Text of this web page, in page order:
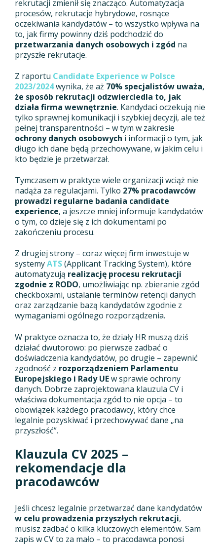
rekrutacji zmienił się znacząco. Automatyzacja
procesów, rekrutacje hybrydowe, rosnące
oczekiwania kandydatów – to wszystko wpływa na
to, jak firmy powinny dziś podchodzić do
przetwarzania danych osobowych i zgód na
przyszłe rekrutacje.
Z raportu Candidate Experience w Polsce
2023/2024wynika, że aż 70% specjalistów uważa,
że sposób rekrutacji odzwierciedla to, jak
działa firma wewnętrznie. Kandydaci oczekują nie
tylko sprawnej komunikacji i szybkiej decyzji, ale też
pełnej transparentności – w tym w zakresie
ochrony danych osobowych i informacji o tym, jak
długo ich dane będą przechowywane, w jakim celu i
kto będzie je przetwarzał.
Tymczasem w praktyce wiele organizacji wciąż nie
nadąża za regulacjami. Tylko 27% pracodawców
prowadzi regularne badania candidate
experience, a jeszcze mniej informuje kandydatów
o tym, co dzieje się z ich dokumentami po
zakończeniu procesu.
Z drugiej strony – coraz więcej firm inwestuje w
systemyATS(Applicant Tracking System), które
automatyzują realizację procesu rekrutacji
zgodnie z RODO, umożliwiając np. zbieranie zgód
checkboxami, ustalanie terminów retencji danych
oraz zarządzanie bazą kandydatów zgodnie z
wymaganiami ogólnego rozporządzenia.
W praktyce oznacza to, że działy HR muszą dziś
działać dwutorowo: po pierwsze zadbać o
doświadczenia kandydatów, po drugie – zapewnić
zgodność z rozporządzeniem Parlamentu
Europejskiego i Rady UEw sprawie ochrony
danych. Dobrze zaprojektowana klauzula CV i
właściwa dokumentacja zgód to nie opcja – to
obowiązek każdego pracodawcy, który chce
legalnie pozyskiwać i przechowywać dane „na
przyszłość”.
Klauzula CV 2025 –
rekomendacje dla
pracodawców
Jeśli chcesz legalnie przetwarzać dane kandydatów
w celu prowadzenia przyszłych rekrutacji,
musisz zadbać o kilka kluczowych elementów. Sam
zapis w CV to za mało – to pracodawca ponosi